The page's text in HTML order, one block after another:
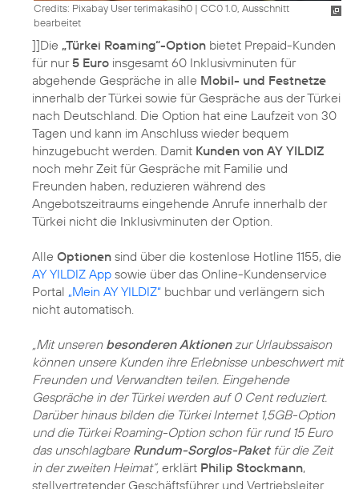
Credits: Pixabay User terimakasih0 | CC0 1.0, Ausschnitt
bearbeitet
]]Die „Türkei Roaming“-Option bietet Prepaid-Kunden
für nur5 Euro insgesamt 60 Inklusivminuten für
abgehende Gespräche in alle Mobil- und Festnetze
innerhalb der Türkei sowie für Gespräche aus der Türkei
nach Deutschland. Die Option hat eine Laufzeit von 30
Tagen und kann im Anschluss wieder bequem
hinzugebucht werden. Damit Kunden von AY YILDIZ
noch mehr Zeit für Gespräche mit Familie und
Freunden haben, reduzieren während des
Angebotszeitraums eingehende Anrufe innerhalb der
Türkei nicht die Inklusivminuten der Option.
Alle Optionen sind über die kostenlose Hotline 1155, die
AY YILDIZ App sowie über das Online-Kundenservice
Portal „Mein AY YILDIZ“ buchbar und verlängern sich
nicht automatisch.
„Mit unseren besonderen Aktionenzur Urlaubssaison
können unsere Kunden ihre Erlebnisse unbeschwert mit
Freunden und Verwandten teilen. Eingehende
Gespräche in der Türkei werden auf 0 Cent reduziert.
Darüber hinaus bilden die Türkei Internet 1,5GB-Option
und die Türkei Roaming-Option schon für rund 15 Euro
das unschlagbare Rundum-Sorglos-Paketfür die Zeit
in der zweiten Heimat“, erklärt Philip Stockmann,
stellvertretender Geschäftsführer und Vertriebsleiter